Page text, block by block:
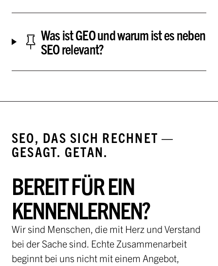
Was ist GEO und warum ist es neben
SEO relevant?
SEO, DAS SICH RECHNET —
GESAGT. GETAN.
BEREIT FÜR EIN
KENNENLERNEN?
Wir sind Menschen, die mit Herz und Verstand
bei der Sache sind. Echte Zusammenarbeit
beginnt bei uns nicht mit einem Angebot,